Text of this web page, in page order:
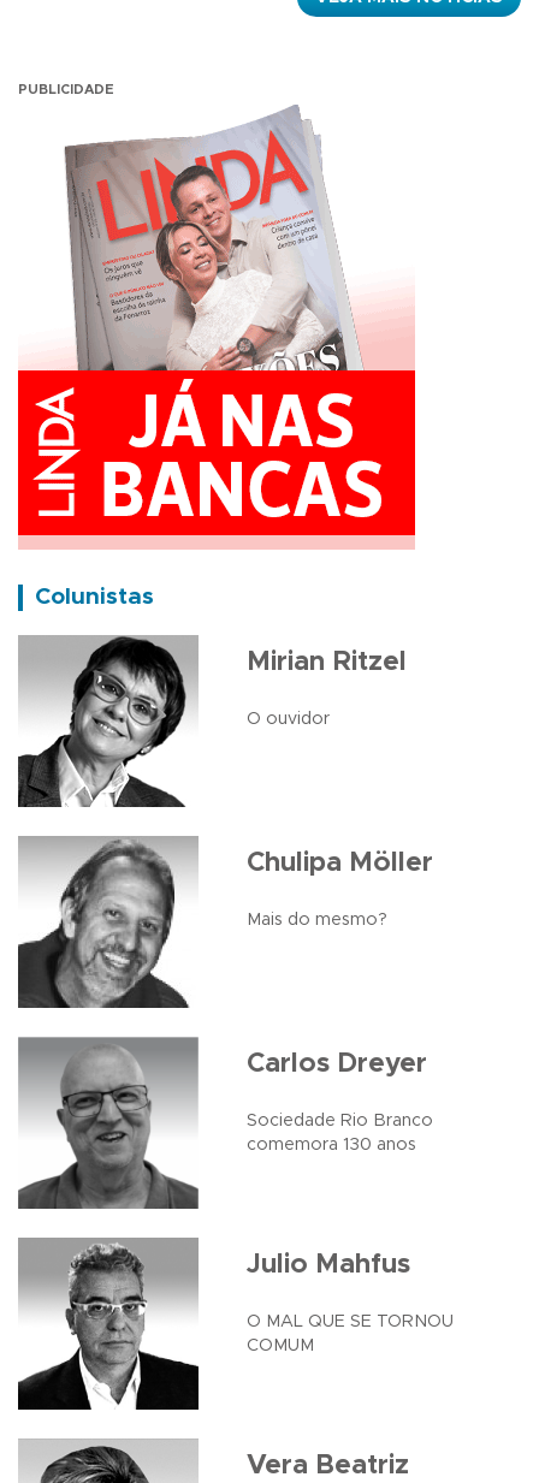
PUBLICIDADE
Colunistas
Mirian Ritzel
O ouvidor
Chulipa Möller
Mais do mesmo?
Carlos Dreyer
Sociedade Rio Branco
comemora 130 anos
Julio Mahfus
O MAL QUE SE TORNOU
COMUM
Vera Beatriz